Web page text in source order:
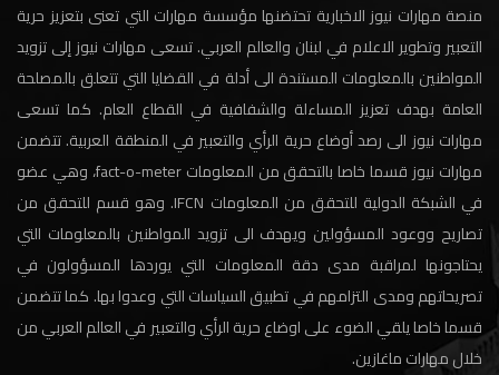
منصة مهارات نيوز الاخبارية تحتضنها مؤسسة مهارات التي تعنى بتعزيز حرية
التعبير وتطوير الاعلام في لبنان والعالم العربي. تسعى مهارات نيوز إلى تزويد
المواطنين بالمعلومات المستندة الى أدلة في القضايا التي تتعلق بالمصلحة
العامة بهدف تعزيز المساءلة والشفافية في القطاع العام. كما تسعى
مهارات نيوز الى رصد أوضاع حرية الرأي والتعبير في المنطقة العربية. تتضمن
مهارات نيوز قسما خاصا بالتحقق من المعلومات fact-o-meter، وهي عضو
في الشبكة الدولية للتحقق من المعلومات IFCN. وهو قسم للتحقق من
تصاريح ووعود المسؤولين ويهدف الى تزويد المواطنين بالمعلومات التي
يحتاجونها لمراقبة مدى دقة المعلومات التي يوردها المسؤولون في
تصريحاتهم ومدى التزامهم في تطبيق السياسات التي وعدوا بها. كما تتضمن
قسما خاصا يلقي الضوء على اوضاع حرية الرأي والتعبير في العالم العربي من
خلال مهارات ماغازين.